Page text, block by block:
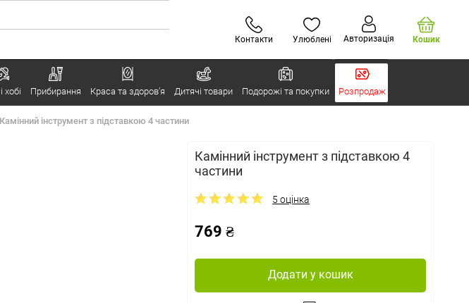
Контакти Улюблені Авторизація Кошик
хобі Прибирання Краса та здоров’я Дитячі товари Подорожі та покупки Розпродаж
Камінний інструмент з підставкою 4 частини
Камінний інструмент з підставкою 4
частини
5 оцінка
769 ₴
Додати у кошик